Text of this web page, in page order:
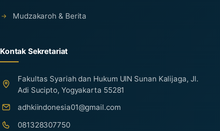
Mudzakaroh & Berita
Kontak Sekretariat
Fakultas Syariah dan Hukum UIN Sunan Kalijaga, Jl.
Adi Sucipto, Yogyakarta 55281
adhkiindonesia01@gmail.com
081328307750